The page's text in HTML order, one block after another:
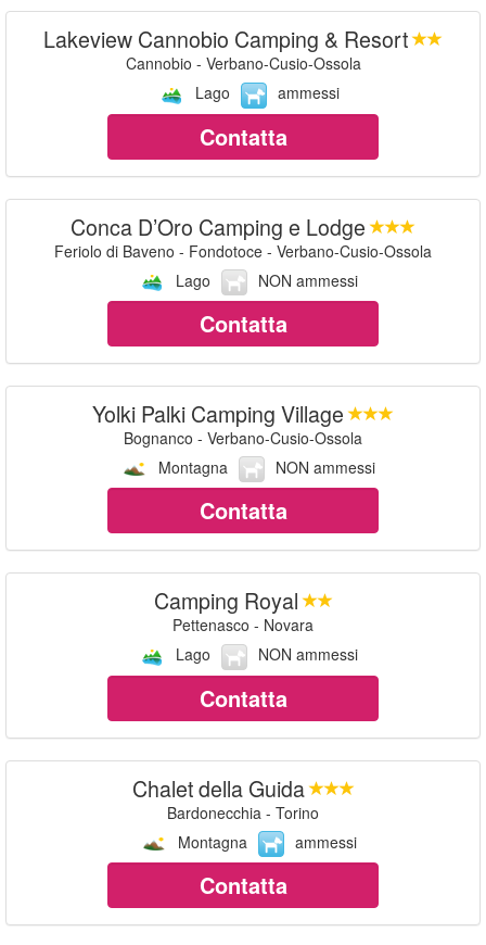
Lakeview Cannobio Camping & Resort
Cannobio - Verbano-Cusio-Ossola
Lago
ammessi
Contatta
Conca D’Oro Camping e Lodge
Feriolo di Baveno - Fondotoce - Verbano-Cusio-Ossola
Lago
NON ammessi
Contatta
Yolki Palki Camping Village
Bognanco - Verbano-Cusio-Ossola
Montagna
NON ammessi
Contatta
Camping Royal
Pettenasco - Novara
Lago
NON ammessi
Contatta
Chalet della Guida
Bardonecchia - Torino
Montagna
ammessi
Contatta